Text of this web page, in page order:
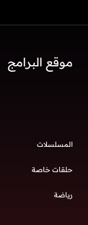
موقع البرامج
المسلسلات
حلقات خاصة
رياضة